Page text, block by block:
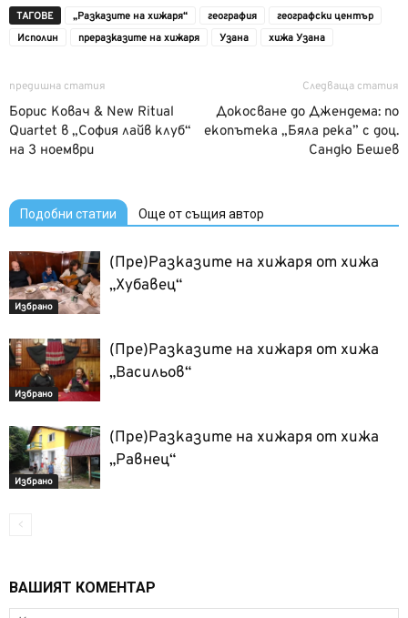
ТАГОВЕ „Разказите на хижаря“ география
географски център
Исполин
преразказите на хижаря Узана хижа Узана
предишна статия
Борис Ковач & New Ritual
Quartet в „София лайв клуб“
на 3 ноември
Следваща статия
Докосване до Джендема: по
екопътека „Бяла река” с доц.
Сандю Бешев
Подобни статии Още от същия автор
Избрано
(Пре)Разказите на хижаря от хижа
„Хубавец“
Избрано
(Пре)Разказите на хижаря от хижа
„Васильов“
Избрано
(Пре)Разказите на хижаря от хижа
„Равнец“
ВАШИЯТ КОМЕНТАР